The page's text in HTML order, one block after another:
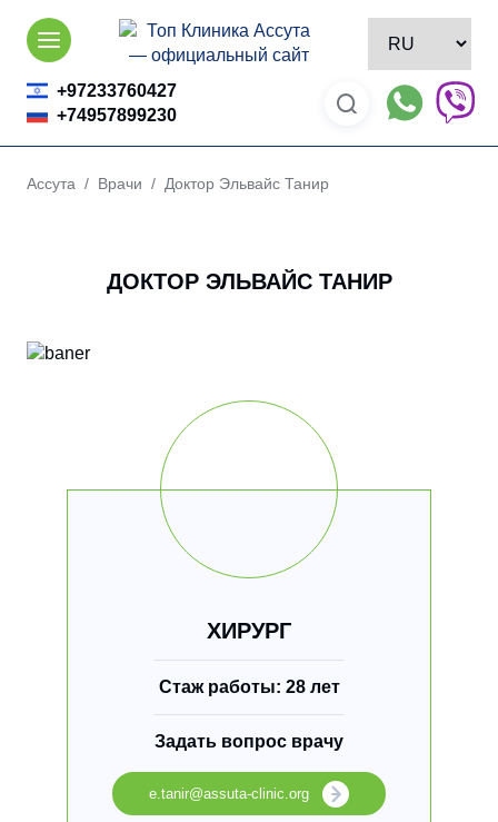
Skip
content
+97233760427
+74957899230
Ассута / Врачи / Доктор Эльвайс Танир
ДОКТОР ЭЛЬВАЙС ТАНИР
ХИРУРГ
Стаж работы: 28 лет
Задать вопрос врачу
e.tanir@assuta-clinic.org